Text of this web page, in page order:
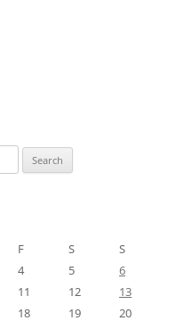
F S
S
4 5
6
11 12
13
18 19
20